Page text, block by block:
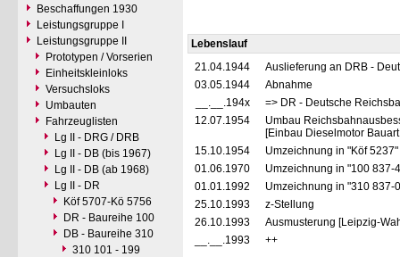
Beschaffungen 1930
Leistungsgruppe I
Leistungsgruppe II
Prototypen / Vorserien
Einheitskleinloks
Versuchsloks
Umbauten
Fahrzeuglisten
Lg II - DRG / DRB
Lg II - DB (bis 1967)
Lg II - DB (ab 1968)
Lg II - DR
Köf 5707-Kö 5756
DR - Baureihe 100
DB - Baureihe 310
310 101 - 199
Lebenslauf
21.04.1944
Auslieferung an DRB -
03.05.1944
Abnahme
__.__.194x
=> DR - Deutsche
12.07.1954
Umbau
[Einbau Dieselmotor
15.10.1954
Umzeichnung in "Köf 5237"
01.06.1970
Umzeichnung in "100 837-
01.01.1992
Umzeichnung in "310 837-
25.10.1993
z-Stellung
26.10.1993
Ausmusterung [Leipzig-
__.__.1993
++